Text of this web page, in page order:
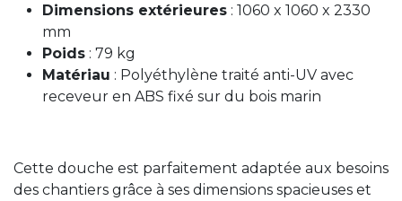
Dimensions extérieures : 1060 x 1060 x 2330
mm
Poids : 79 kg
Matériau : Polyéthylène traité anti-UV avec
receveur en ABS fixé sur du bois marin
Cette douche est parfaitement adaptée aux besoins
des chantiers grâce à ses dimensions spacieuses et